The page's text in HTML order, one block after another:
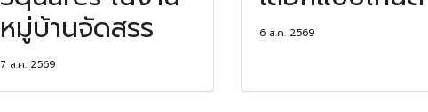
หมู่บ้านจัดสรร
7 ส.ค. 2569
6 ส.ค. 2569